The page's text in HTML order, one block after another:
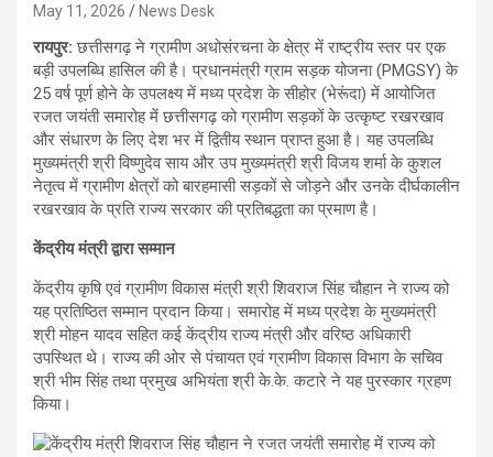
May 11, 2026 News Desk
रायपुर:छत्तीसगढ़ ने ग्रामीण अधोसंरचना के क्षेत्र में राष्ट्रीय स्तर पर एक
बड़ी उपलब्धि हासिल की है। प्रधानमंत्री ग्राम सड़क योजना (PMGSY) के
25 वर्ष पूर्ण होने के उपलक्ष्य में मध्य प्रदेश के सीहोर (भेरूंदा) में आयोजित
रजत जयंती समारोह में छत्तीसगढ़ को ग्रामीण सड़कों के उत्कृष्ट रखरखाव
और संधारण के लिए देश भर में द्वितीय स्थान प्राप्त हुआ है। यह उपलब्धि
मुख्यमंत्री श्री विष्णुदेव साय और उप मुख्यमंत्री श्री विजय शर्मा के कुशल
नेतृत्व में ग्रामीण क्षेत्रों को बारहमासी सड़कों से जोड़ने और उनके दीर्घकालीन
रखरखाव के प्रति राज्य सरकार की प्रतिबद्धता का प्रमाण है।
केंद्रीय मंत्री द्वारा सम्मान
केंद्रीय कृषि एवं ग्रामीण विकास मंत्री श्री शिवराज सिंह चौहान ने राज्य को
यह प्रतिष्ठित सम्मान प्रदान किया। समारोह में मध्य प्रदेश के मुख्यमंत्री
श्री मोहन यादव सहित कई केंद्रीय राज्य मंत्री और वरिष्ठ अधिकारी
उपस्थित थे। राज्य की ओर से पंचायत एवं ग्रामीण विकास विभाग के सचिव
श्री भीम सिंह तथा प्रमुख अभियंता श्री के.के. कटारे ने यह पुरस्कार ग्रहण
किया।